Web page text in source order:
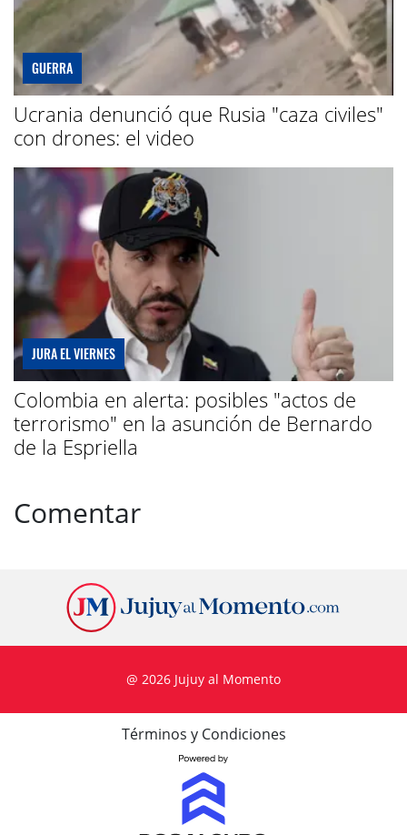
GUERRA
Ucrania denunció que Rusia "caza civiles"
con drones: el video
JURA EL VIERNES
Colombia en alerta: posibles "actos de
terrorismo" en la asunción de Bernardo
de la Espriella
Comentar
@ 2026 Jujuy al Momento
Términos y Condiciones